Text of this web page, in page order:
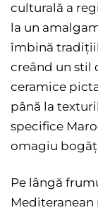
culturală a
la un
îmbină
creând un stil
ceramice
până la
specifice
omagiu
Pe lângă